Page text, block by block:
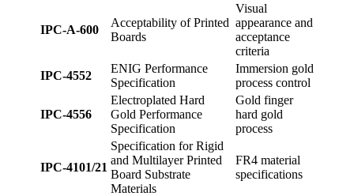
IPC‑A‑600
Acceptability of Printed
Boards
Visual
appearance and
acceptance
criteria
IPC‑4552
ENIG Performance
Specification
Immersion gold
process control
IPC‑4556
Electroplated Hard
Gold Performance
Specification
Gold finger
hard gold
process
IPC‑4101/21
Specification for Rigid
and Multilayer Printed
Board Substrate
Materials
FR4 material
specifications